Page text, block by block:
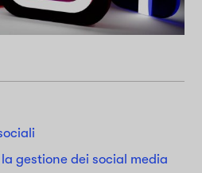
gestione dei social media